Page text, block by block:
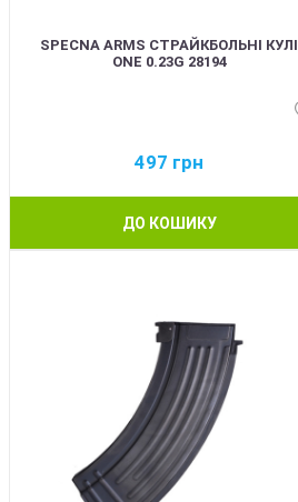
SPECNA ARMS СТРАЙКБОЛЬНІ КУЛІ
ONE 0.23G 28194
497 грн
ДО КОШИКУ